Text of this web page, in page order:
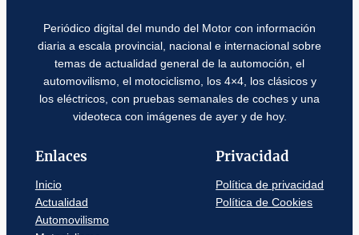
Periódico digital del mundo del Motor con información
diaria a escala provincial, nacional e internacional sobre
temas de actualidad general de la automoción, el
automovilismo, el motociclismo, los 4×4, los clásicos y
los eléctricos, con pruebas semanales de coches y una
videoteca con imágenes de ayer y de hoy.
Enlaces
Inicio
Actualidad
Automovilismo
Privacidad
Política de privacidad
Política de Cookies